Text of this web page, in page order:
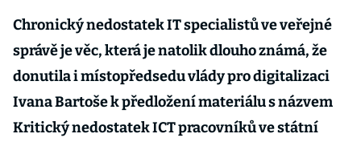
Chronický nedostatek IT specialistů ve veřejné
správě je věc, která je natolik dlouho známá, že
donutila i místopředsedu vlády pro digitalizaci
Ivana Bartoše k předložení materiálu s názvem
Kritický nedostatek ICT pracovníků ve státní